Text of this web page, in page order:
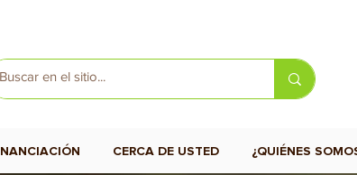
CERCA DE USTED ¿QUIÉNES